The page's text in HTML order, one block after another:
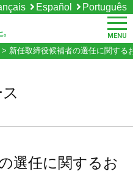
Español Português
MENU
> 新任取締役候補者の選任に関する
選任に関するお